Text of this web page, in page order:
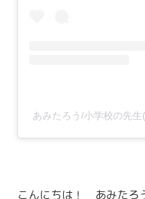
あみたろう/小学校の先
こんにちは！ あみたろ